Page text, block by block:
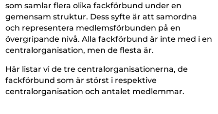
som samlar flera olika fackförbund under en
gemensam struktur. Dess syfte är att samordna
och representera medlemsförbunden på en
övergripande nivå. Alla fackförbund är inte med i en
centralorganisation, men de flesta är.
Här listar vi de tre centralorganisationerna, de
fackförbund som är störst i respektive
centralorganisation och antalet medlemmar.